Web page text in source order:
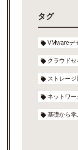
タグ
VMwareデ
クラウドセ
ストレー
ネットワ
基礎から